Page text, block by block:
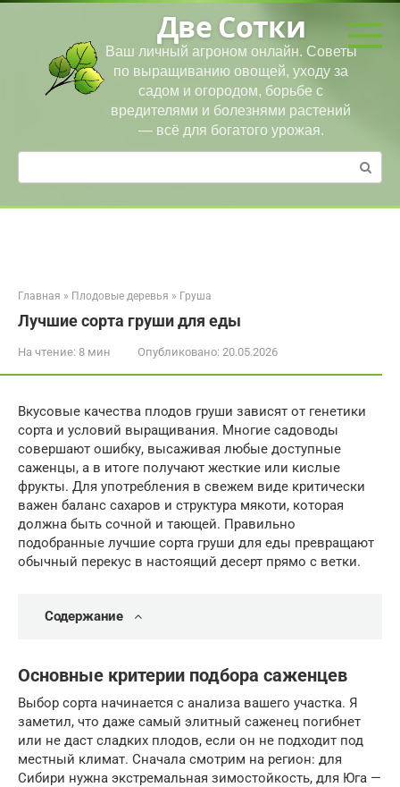
Перейти
Две Сотки
Ваш личный агроном онлайн. Советы
по выращиванию овощей, уходу за
садом и огородом, борьбе с
вредителями и болезнями растений
— всё для богатого урожая.
Поиск:
Главная » Плодовые деревья » Груша
Лучшие сорта груши для еды
На чтение: 8 мин Опубликовано: 20.05.2026
Вкусовые качества плодов груши зависят от генетики
сорта и условий выращивания. Многие садоводы
совершают ошибку, высаживая любые доступные
саженцы, а в итоге получают жесткие или кислые
фрукты. Для употребления в свежем виде критически
важен баланс сахаров и структура мякоти, которая
должна быть сочной и тающей. Правильно
подобранные лучшие сорта груши для еды превращают
обычный перекус в настоящий десерт прямо с ветки.
Содержание
Основные критерии подбора саженцев
Выбор сорта начинается с анализа вашего участка. Я
заметил, что даже самый элитный саженец погибнет
или не даст сладких плодов, если он не подходит под
местный климат. Сначала смотрим на регион: для
Сибири нужна экстремальная зимостойкость, для Юга —